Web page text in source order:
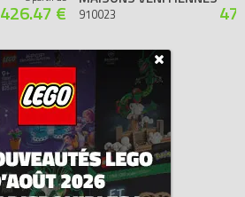
426.47 € 910023